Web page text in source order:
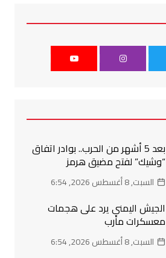
بعد 5 أشهر من الحرب.. بوادر اتفاق
“وشيك” لفتح مضيق هرمز
السبت, 8 أغسطس 2026, 6:54
الجيش اليمني يرد على هجمات
معسكرات مأرب
السبت, 8 أغسطس 2026, 6:54